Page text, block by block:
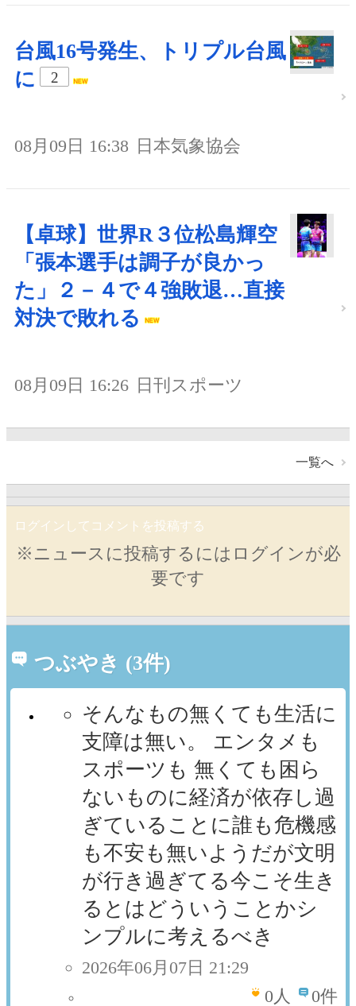
台風16号発生、トリプル台風
に
2
08月09日 16:38 日本気象協会
【卓球】世界R３位松島輝空
「張本選手は調子が良かっ
た」２－４で４強敗退…直接
対決で敗れる
08月09日 16:26 日刊スポーツ
一覧へ
ログインしてコメントを投稿する
※ニュースに投稿するにはログインが必
要です
つぶやき (3件)
そんなもの無くても生活に
支障は無い。 エンタメも
スポーツも 無くても困ら
ないものに経済が依存し過
ぎていることに誰も危機感
も不安も無いようだが文明
が行き過ぎてる今こそ生き
るとはどういうことかシ
ンプルに考えるべき
2026年06月07日 21:29
0人 0件